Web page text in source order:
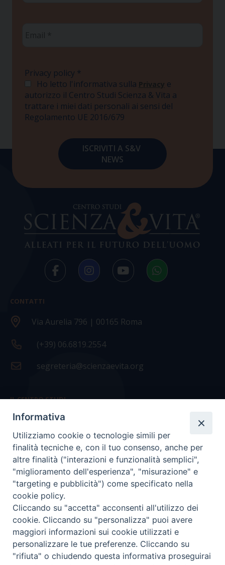
Privacy policy *
Ho letto l'informativa sulla Privacy e
autorizzo il Centro Studi Scienza & Vita a
trattare i miei dati personali ai sensi del
Regolamento UE 2016/679
CONTATTI
Via Aurelia 796 | 00165 Roma
(+39) 06.6819.2554
segreteria@scienzaevita.org
IL CENTRO STUDI
La nostra storia
Statuto
Presidenza e ufficio presidenza
Consiglio scientifico
Coordinamento nazionale
COPYRIGHT Scienza & Vita - C.F96600690588- Tutti i
Informativa
Utilizziamo cookie o tecnologie simili per
finalità tecniche e, con il tuo consenso, anche per
altre finalità ("interazioni e funzionalità semplici",
"miglioramento dell'esperienza", "misurazione" e
"targeting e pubblicità") come specificato nella
cookie policy.
Cliccando su "accetta" acconsenti all'utilizzo dei
cookie. Cliccando su "personalizza" puoi avere
maggiori informazioni sui cookie utilizzati e
personalizzare le tue preferenze. Cliccando su
"rifiuta" o chiudendo questa informativa proseguirai